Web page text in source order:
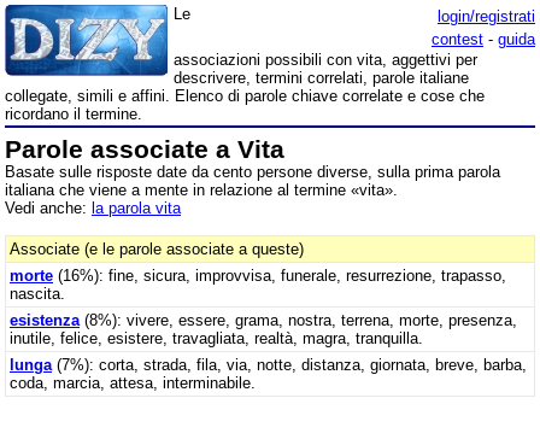
login/registrati
contest - guida
Le
associazioni possibili con vita, aggettivi per
descrivere, termini correlati, parole italiane
collegate, simili e affini. Elenco di parole chiave correlate e cose che
ricordano il termine.
Parole associate a Vita
Basate sulle risposte date da cento persone diverse, sulla prima parola
italiana che viene a mente in relazione al termine «vita».
Vedi anche: la parola vita
Associate (e le parole associate a queste)
morte (16%): fine, sicura, improvvisa, funerale, resurrezione, trapasso,
nascita.
esistenza (8%): vivere, essere, grama, nostra, terrena, morte, presenza,
inutile, felice, esistere, travagliata, realtà, magra, tranquilla.
lunga (7%): corta, strada, fila, via, notte, distanza, giornata, breve, barba,
coda, marcia, attesa, interminabile.